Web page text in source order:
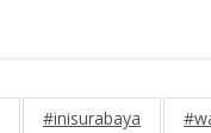
#inisurabaya